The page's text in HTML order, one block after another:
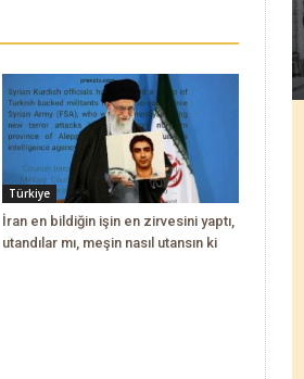
Türkiye
İran en bildiğin işin en zirvesini yaptı,
utandılar mı, meşin nasıl utansın ki